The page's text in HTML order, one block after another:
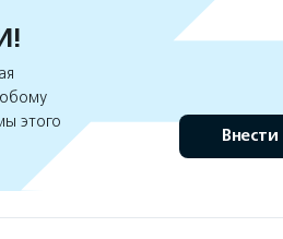
этого
Внести